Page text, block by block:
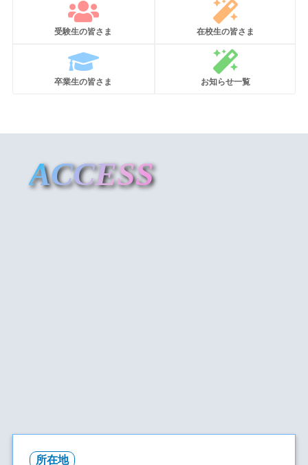
受験生の皆さま 在校生の皆さま
卒業生の皆さま お知らせ一覧
ACCESS
所在地